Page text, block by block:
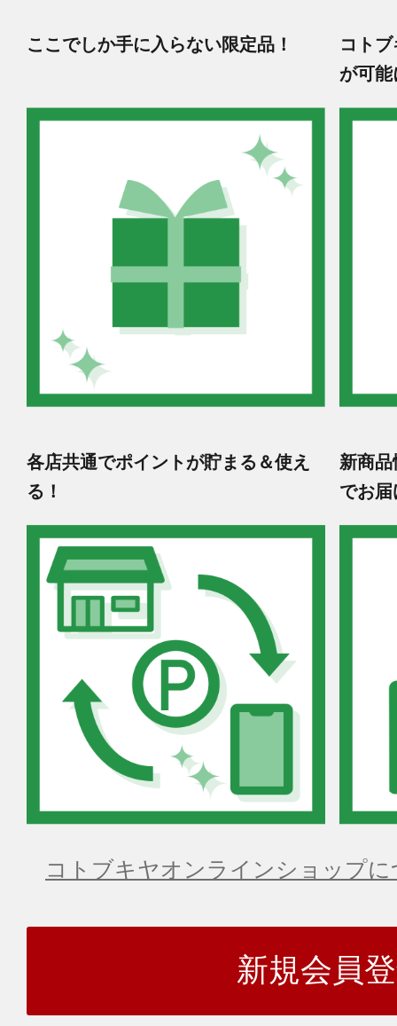
ここでしか手に入らない限定品！
コト
が可能
各店共通でポイントが貯まる＆使え
る！
新商
でお届
コトブキヤオンラインショップ